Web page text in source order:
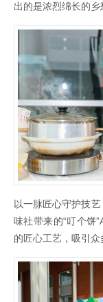
出的是浓烈绵长的乡
以一脉匠心守护技
味社带来的“叮个饼
的匠心工艺，吸引众